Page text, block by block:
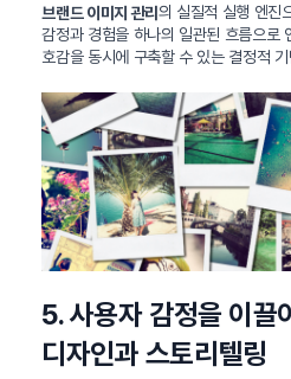
브랜드 이미지 관리의 실질적 실행 엔진
감정과 경험을 하나의 일관된 흐름으로
호감을 동시에 구축할 수 있는 결정적
5. 사용자 감정을 이끌
디자인과 스토리텔링